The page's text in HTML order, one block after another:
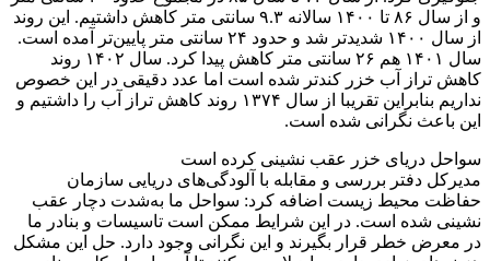
و از سال ۸۶ تا ۱۴۰۰ سالانه ۹.۳ سانتی متر کاهش داشتیم. این روند
از سال ۱۴۰۰ شدیدتر شد و حدود ۲۴ سانتی متر پایین‌تر آمده است.
سال ۱۴۰۱ هم ۲۶ سانتی متر کاهش پیدا کرد. سال ۱۴۰۲ روند
کاهش تراز آب خزر کندتر شده است اما عدد دقیقی در این خصوص
نداریم بنابراین تقریبا از سال ۱۳۷۴ روند کاهش تراز آب را داشتیم و
این باعث نگرانی شده است.
سواحل دریای خزر عقب نشینی کرده است
مدیرکل دفتر بررسی و مقابله با آلودگی‌های دریایی سازمان
حفاظت محیط زیست اضافه کرد: سواحل ما به‌شدت دچار عقب
نشینی شده است. در این شرایط ممکن است تاسیسات و بنادر ما
در معرض خطر قرار بگیرند و این نگرانی وجود دارد. حل این مشکل